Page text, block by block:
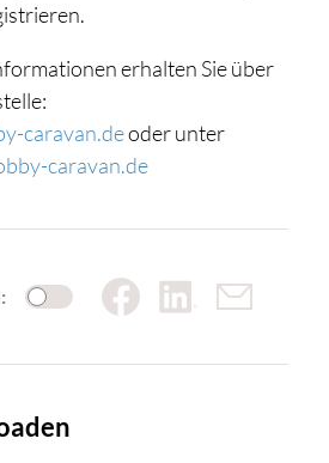
erhalten Sie über
caravan.deoder unter
caravan.de